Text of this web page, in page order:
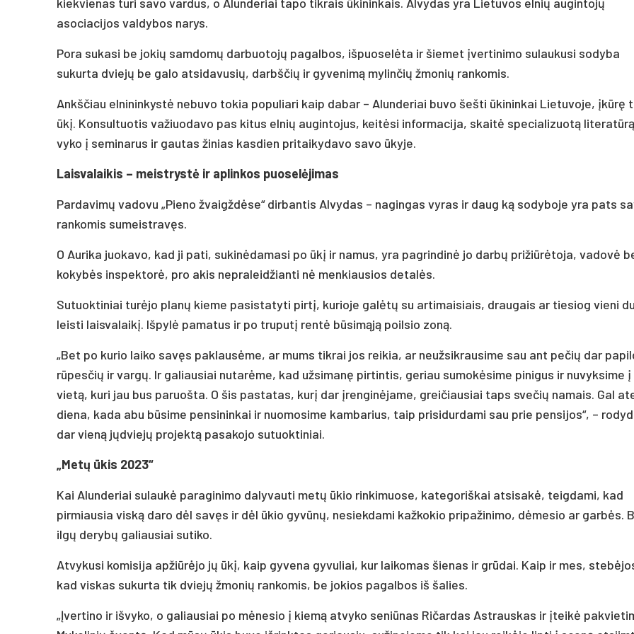
asociacijos valdybos narys.
Pora sukasi be jokių samdomų darbuotojų pagalbos, išpuoselėta ir šiemet įvertinimo sulaukusi sodyba
sukurta dviejų be galo atsidavusių, darbščių ir gyvenimą mylinčių žmonių rankomis.
Ankščiau elnininkystė nebuvo tokia populiari kaip dabar – Alunderiai buvo šešti ūkininkai Lietuvoje, įkūrę
ūkį. Konsultuotis važiuodavo pas kitus elnių augintojus, keitėsi informacija, skaitė specializuotą
vyko į seminarus ir gautas žinias kasdien pritaikydavo savo ūkyje.
Laisvalaikis – meistrystė ir aplinkos puoselėjimas
Pardavimų vadovu „Pieno žvaigždėse“ dirbantis Alvydas – nagingas vyras ir daug ką sodyboje yra pats
rankomis sumeistravęs.
O Aurika juokavo, kad ji pati, sukinėdamasi po ūkį ir namus, yra pagrindinė jo darbų prižiūrėtoja, vadovė
kokybės inspektorė, pro akis nepraleidžianti nė menkiausios detalės.
Sutuoktiniai turėjo planų kieme pasistatyti pirtį, kurioje galėtų su artimaisiais, draugais ar tiesiog vieni du
leisti laisvalaikį. Išpylė pamatus ir po truputį rentė būsimąją poilsio zoną.
„Bet po kurio laiko savęs paklausėme, ar mums tikrai jos reikia, ar neužsikrausime sau ant pečių dar
rūpesčių ir vargų. Ir galiausiai nutarėme, kad užsimanę pirtintis, geriau sumokėsime pinigus ir nuvyksime į
vietą, kuri jau bus paruošta. O šis pastatas, kurį dar įrenginėjame, greičiausiai taps svečių namais. Gal
diena, kada abu būsime pensininkai ir nuomosime kambarius, taip prisidurdami sau prie pensijos“, –
dar vieną jųdviejų projektą pasakojo sutuoktiniai.
„Metų ūkis 2023“
Kai Alunderiai sulaukė paraginimo dalyvauti metų ūkio rinkimuose, kategoriškai atsisakė, teigdami, kad
pirmiausia viską daro dėl savęs ir dėl ūkio gyvūnų, nesiekdami kažkokio pripažinimo, dėmesio ar garbės.
ilgų derybų galiausiai sutiko.
Atvykusi komisija apžiūrėjo jų ūkį, kaip gyvena gyvuliai, kur laikomas šienas ir grūdai. Kaip ir mes,
kad viskas sukurta tik dviejų žmonių rankomis, be jokios pagalbos iš šalies.
„Įvertino ir išvyko, o galiausiai po mėnesio į kiemą atvyko seniūnas Ričardas Astrauskas ir įteikė